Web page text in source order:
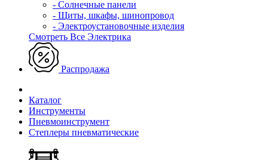
- Солнечные панели
- Щиты, шкафы, шинопровод
- Электроустановочные изделия
Смотреть Все Электрика
Распродажа
Каталог
Инструменты
Пневмоинструмент
Степлеры пневматические